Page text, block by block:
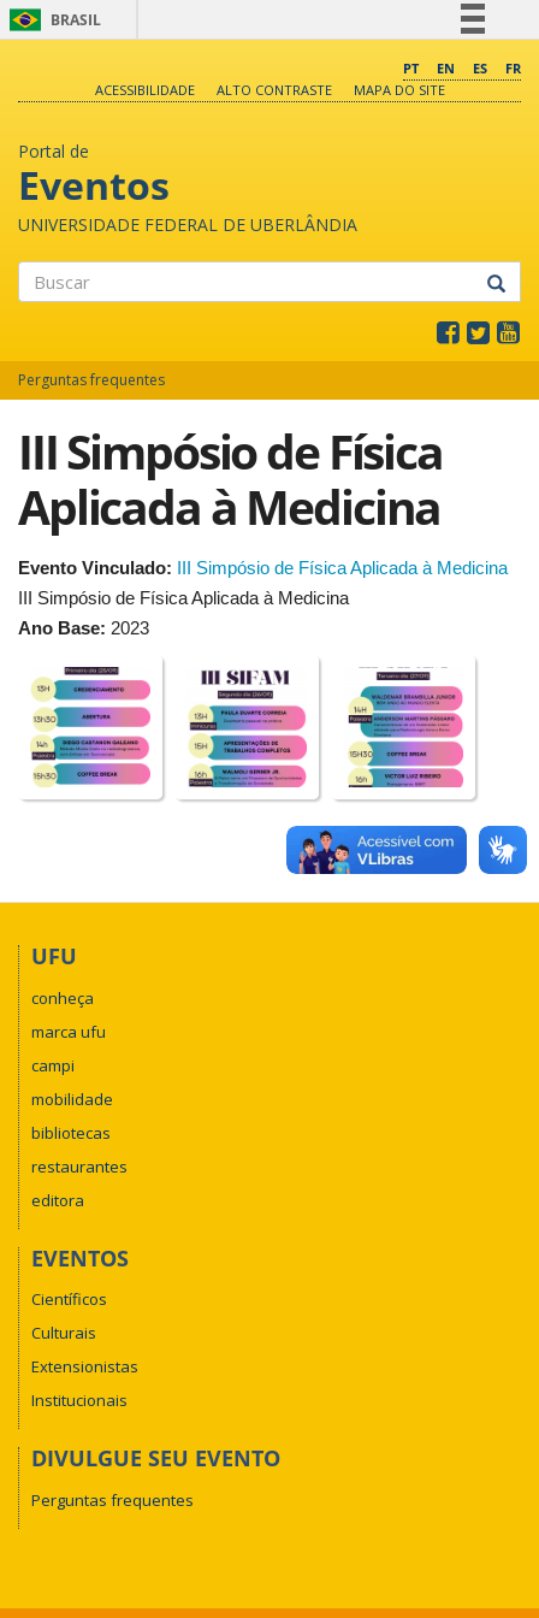
BRASIL
Comunica BR
PT EN ES
FR
ACESSIBILIDADE
ALTO CONTRASTE MAPA DO SITE
Portal de
Eventos
UNIVERSIDADE FEDERAL DE UBERLÂNDIA
Perguntas frequentes
III Simpósio de Física
Aplicada à Medicina
Evento Vinculado: III Simpósio de Física Aplicada à Medicina
III Simpósio de Física Aplicada à Medicina
Ano Base: 2023
UFU
conheça
marca ufu
campi
mobilidade
bibliotecas
restaurantes
editora
EVENTOS
Científicos
Culturais
Extensionistas
Institucionais
DIVULGUE SEU EVENTO
Perguntas frequentes